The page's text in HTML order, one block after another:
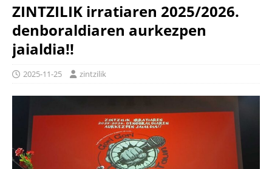
ZINTZILIK irratiaren 2025/2026.
denboraldiaren aurkezpen
jaialdia!!
2025-11-25 zintzilik